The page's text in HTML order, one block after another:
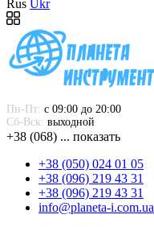
Rus Ukr
Пн-Пт: с 09:00 до 20:00
Сб-Вск: выходной
+38 (068) ... показать
+38 (050) 024 01 05
+38 (096) 219 43 31
+38 (096) 219 43 31
info@planeta-i.com.ua